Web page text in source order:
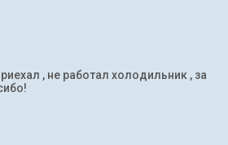
, не работал холодильник , за